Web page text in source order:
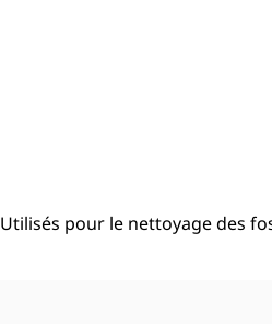
Utilisés pour le nettoyage des